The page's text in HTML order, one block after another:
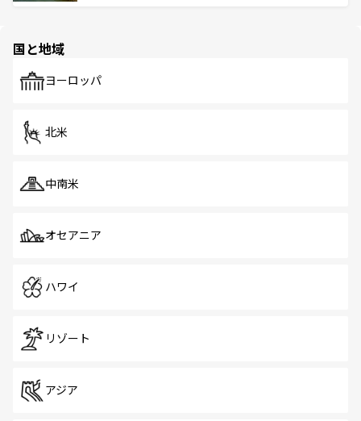
で、ホーカーズは地元の風情を楽しめる外せないスポット
国と地域
ヨーロッパ
北米
中南米
オセアニア
ハワイ
リゾート
アジア